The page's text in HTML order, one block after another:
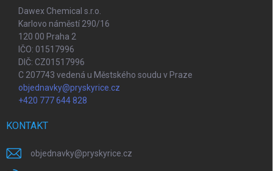
Dawex Chemical s.r.o.
Karlovo náměstí 290/16
120 00 Praha 2
IČO: 01517996
DIČ: CZ01517996
C 207743 vedená u Městského soudu v Praze
objednavky@pryskyrice.cz
+420 777 644 828
KONTAKT
objednavky@pryskyrice.cz